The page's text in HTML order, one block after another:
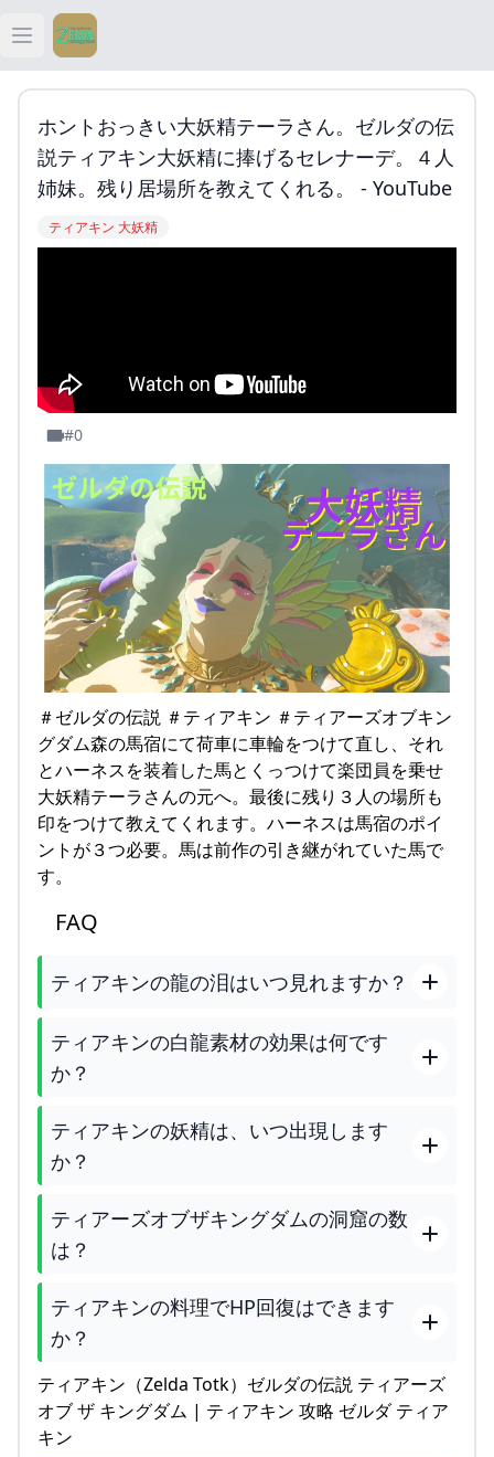
Open main menu
ティアキン
ティアキン 祠
ティアキン 武器
ホントおっきい大妖精テーラさん。ゼルダの伝
説ティアキン大妖精に捧げるセレナーデ。４人
姉妹。残り居場所を教えてくれる。 - YouTube
ティアキン 大妖精
#0
＃ゼルダの伝説 ＃ティアキン ＃ティアーズオブキン
グダム森の馬宿にて荷車に車輪をつけて直し、それ
とハーネスを装着した馬とくっつけて楽団員を乗せ
大妖精テーラさんの元へ。最後に残り３人の場所も
印をつけて教えてくれます。ハーネスは馬宿のポイ
ントが３つ必要。馬は前作の引き継がれていた馬で
す。
FAQ
ティアキンの龍の泪はいつ見れますか？
ティアキンの白龍素材の効果は何です
か？
ティアキンの妖精は、いつ出現します
か？
ティアーズオブザキングダムの洞窟の数
は？
ティアキンの料理でHP回復はできます
か？
ティアキン（Zelda Totk）ゼルダの伝説 ティアーズ
オブ ザ キングダム | ティアキン 攻略 ゼルダ ティア
キン